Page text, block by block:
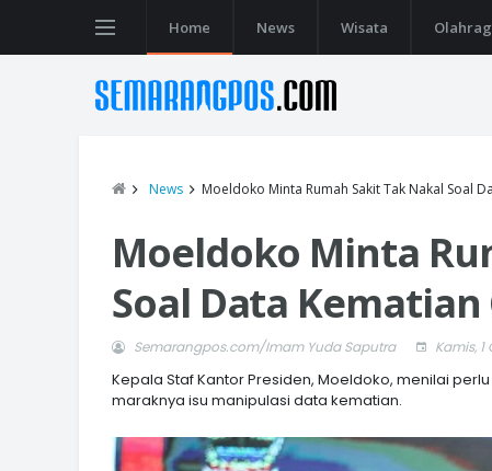
Home News Wisata
News Moeldoko Minta Rumah Sakit Tak Nakal Soal
Moeldoko Minta
Soal Data Kematian
Semarangpos.com/Imam Yuda Saputra Kamis,
Kepala Staf Kantor Presiden, Moeldoko, menilai
maraknya isu manipulasi data kematian.